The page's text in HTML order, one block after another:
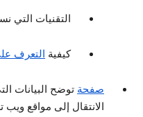
التقنيات التي
كيفية التعرف
صفحة
الانتقال إلى مواقع ويب